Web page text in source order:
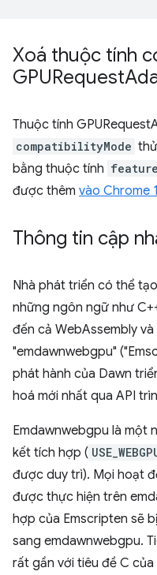
Xoá thuộc tính
GPURequest
Thuộc tính
compatibilityMode
bằng thuộc tính
được thêm vào Chrome
Thông tin cập
Nhà phát triển có thể
những ngôn ngữ như
đến cả WebAssembly
"emdawnwebgpu"
phát hành của Dawn
hoá mới nhất qua API
Emdawnwebgpu là một
kết tích hợp (
được duy trì). Mọi hoạt
được thực hiện trên
hợp của Emscripten sẽ
sang emdawnwebgpu.
rất gần với tiêu đề C